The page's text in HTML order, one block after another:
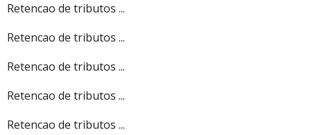
Retencao de tributos ...
Retencao de tributos ...
Retencao de tributos ...
Retencao de tributos ...
Retencao de tributos ...